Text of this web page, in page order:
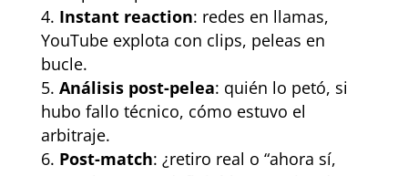
Instant reaction: redes en llamas,
YouTube explota con clips, peleas en
bucle.
Análisis post-pelea: quién lo petó, si
hubo fallo técnico, cómo estuvo el
arbitraje.
Post-match: ¿retiro real o “ahora sí,